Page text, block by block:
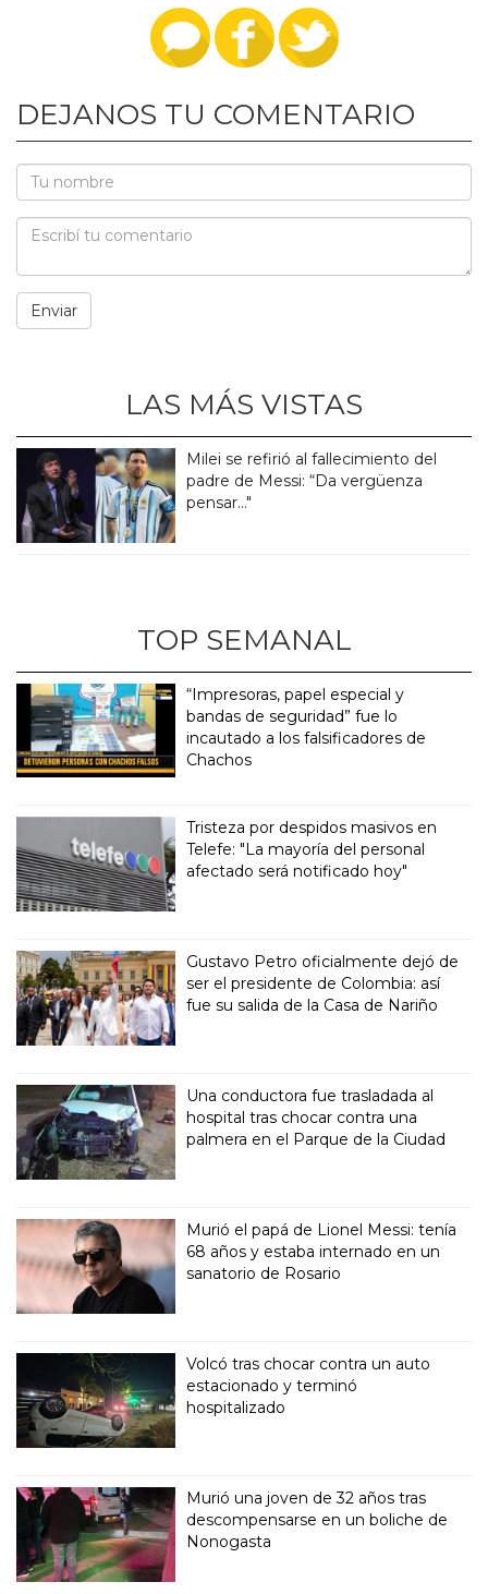
DEJANOS TU COMENTARIO
LAS MÁS VISTAS
Milei se refirió al fallecimiento del
padre de Messi: “Da vergüenza
pensar..."
TOP SEMANAL
“Impresoras, papel especial y
bandas de seguridad” fue lo
incautado a los falsificadores de
Chachos
Tristeza por despidos masivos en
Telefe: "La mayoría del personal
afectado será notificado hoy"
Gustavo Petro oficialmente dejó de
ser el presidente de Colombia: así
fue su salida de la Casa de Nariño
Una conductora fue trasladada al
hospital tras chocar contra una
palmera en el Parque de la Ciudad
Murió el papá de Lionel Messi: tenía
68 años y estaba internado en un
sanatorio de Rosario
Volcó tras chocar contra un auto
estacionado y terminó
hospitalizado
Murió una joven de 32 años tras
descompensarse en un boliche de
Nonogasta